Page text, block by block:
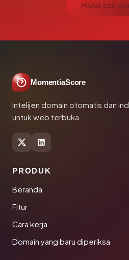
Mulai cek
MomentiaScore
Intelijen domain otomatis dan
untuk web terbuka.
PRODUK
Beranda
Fitur
Cara kerja
Domain yang baru diperiksa